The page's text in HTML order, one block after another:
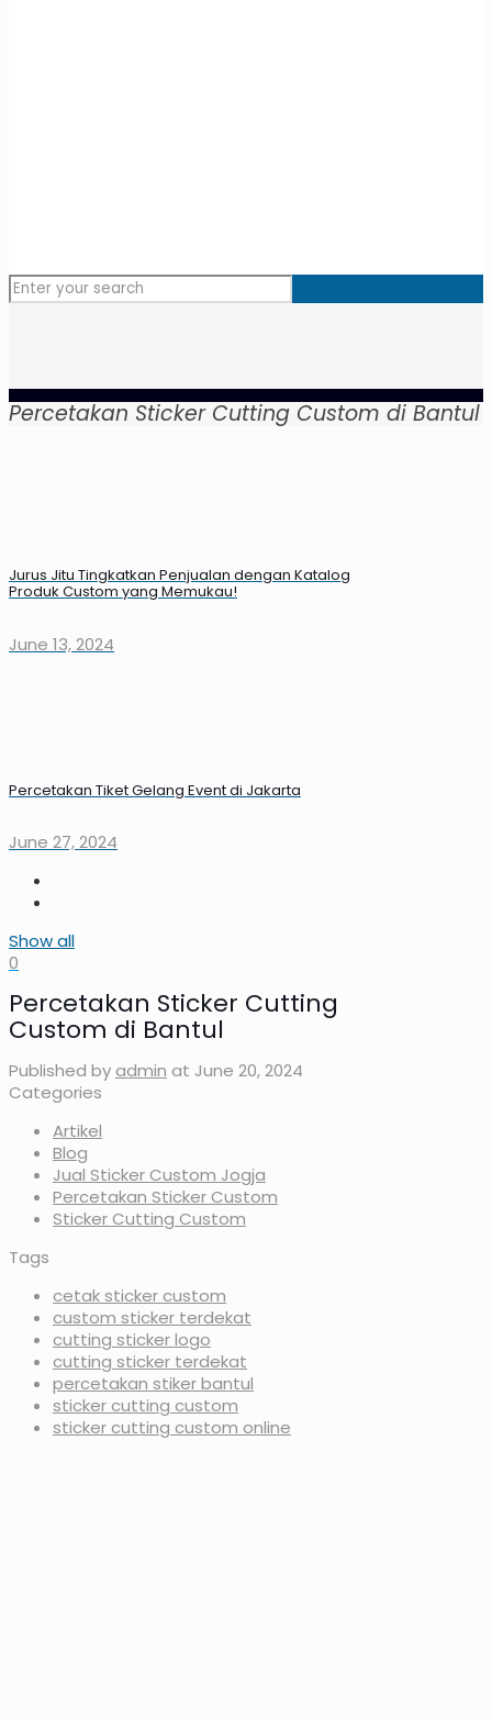
Percetakan Sticker Cutting Custom di Bantul
Jurus Jitu Tingkatkan Penjualan dengan Katalog
Produk Custom yang Memukau!
June 13, 2024
Percetakan Tiket Gelang Event di Jakarta
June 27, 2024
Show all
0
Percetakan Sticker Cutting
Custom di Bantul
Published byadmin at June 20, 2024
Categories
Artikel
Blog
Jual Sticker Custom Jogja
Percetakan Sticker Custom
Sticker Cutting Custom
Tags
cetak sticker custom
custom sticker terdekat
cutting sticker logo
cutting sticker terdekat
percetakan stiker bantul
sticker cutting custom
sticker cutting custom online